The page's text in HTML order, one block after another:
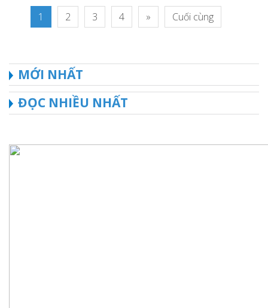
1 2 3 4 » Cuối cùng
MỚI NHẤT
ĐỌC NHIỀU NHẤT